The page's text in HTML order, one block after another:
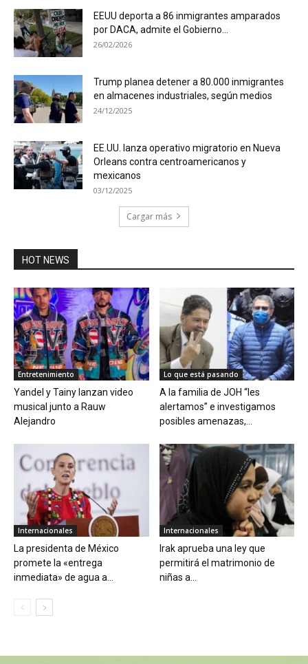
EEUU deporta a 86 inmigrantes amparados
por DACA, admite el Gobierno...
26/02/2026
Trump planea detener a 80.000 inmigrantes
en almacenes industriales, según medios
24/12/2025
EE.UU. lanza operativo migratorio en Nueva
Orleans contra centroamericanos y
mexicanos
03/12/2025
Cargar más
HOT NEWS
Entretenimiento
Yandel y Tainy lanzan video
musical junto a Rauw
Alejandro
Lo que está pasando
A la familia de JOH “les
alertamos” e investigamos
posibles amenazas,...
Internacionales
La presidenta de México
promete la «entrega
inmediata» de agua a...
Internacionales
Irak aprueba una ley que
permitirá el matrimonio de
niñas a...